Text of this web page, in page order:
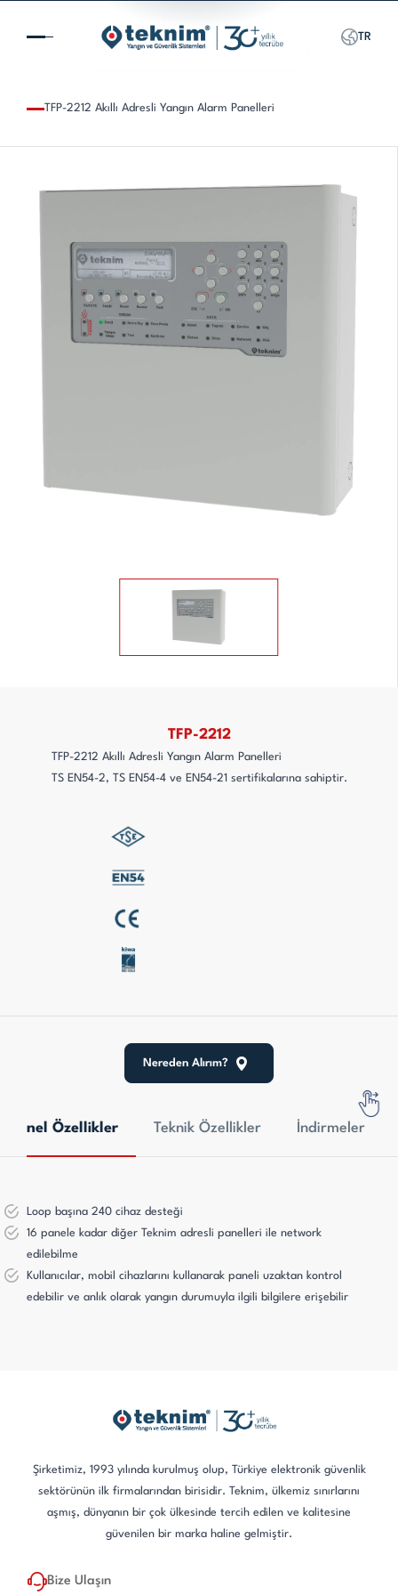
TR
TFP-2212 Akıllı Adresli Yangın Alarm Panelleri
TFP-2212
TFP-2212 Akıllı Adresli Yangın Alarm Panelleri
TS EN54-2, TS EN54-4 ve EN54-21 sertifikalarına sahiptir.
Genel Özellikler Teknik Özellikler İndirmeler
Nereden Alırım?
Loop başına 240 cihaz desteği
16 panele kadar diğer Teknim adresli panelleri ile network
edilebilme
Kullanıcılar, mobil cihazlarını kullanarak paneli uzaktan kontrol
edebilir ve anlık olarak yangın durumuyla ilgili bilgilere erişebilir
Şirketimiz, 1993 yılında kurulmuş olup, Türkiye elektronik güvenlik
sektörünün ilk firmalarından birisidir. Teknim, ülkemiz sınırlarını
aşmış, dünyanın bir çok ülkesinde tercih edilen ve kalitesine
güvenilen bir marka haline gelmiştir.
Bize Ulaşın